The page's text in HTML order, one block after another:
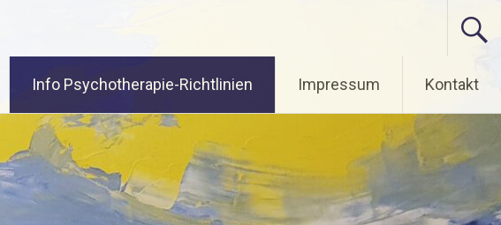
Info Psychotherapie-Richtlinien Impressum Kontakt